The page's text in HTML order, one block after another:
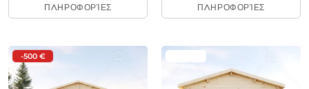
ΠΛΗΡΟΦΟΡΊΕΣ
ΠΛΗΡΟΦΟΡΊΕΣ
-500 €